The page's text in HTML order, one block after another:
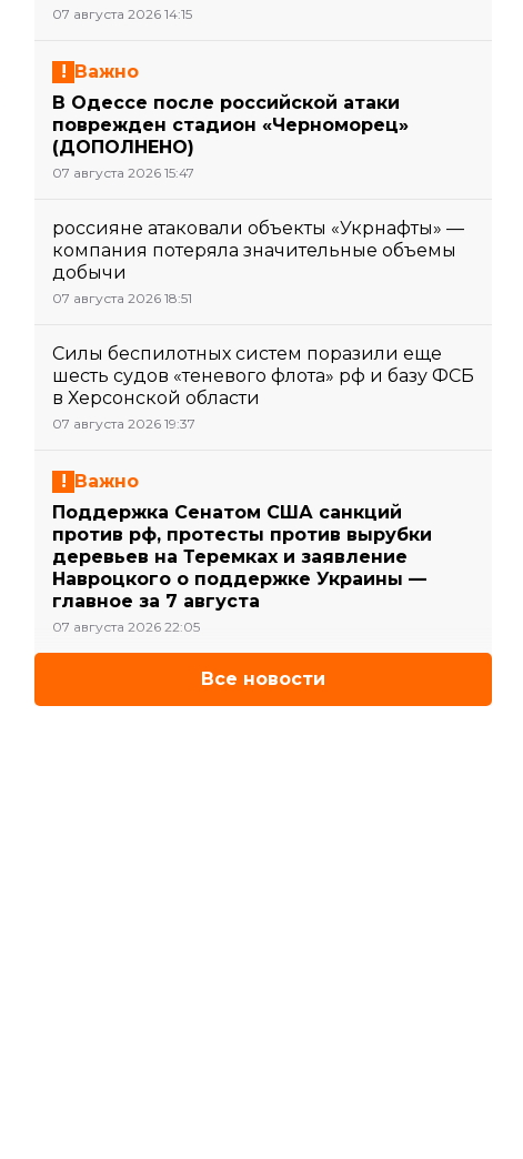
07 августа 2026 14:15
Важно
В Одессе после российской атаки
поврежден стадион «Черноморец»
(ДОПОЛНЕНО)
07 августа 2026 15:47
россияне атаковали объекты «Укрнафты» —
компания потеряла значительные объемы
добычи
07 августа 2026 18:51
Силы беспилотных систем поразили еще
шесть судов «теневого флота» рф и базу ФСБ
в Херсонской области
07 августа 2026 19:37
Важно
Поддержка Сенатом США санкций
против рф, протесты против вырубки
деревьев на Теремках и заявление
Навроцкого о поддержке Украины —
главное за 7 августа
07 августа 2026 22:05
Все новости